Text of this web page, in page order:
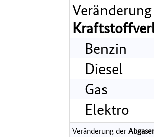
Benzin
Diesel
Gas
Elektro
Veränderung der